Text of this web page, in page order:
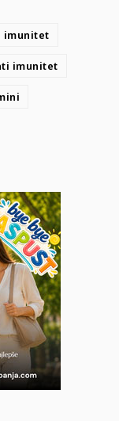
imunitet
imunitet